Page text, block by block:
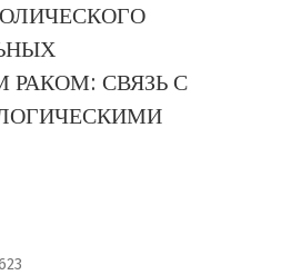
СВЯЗЬ С